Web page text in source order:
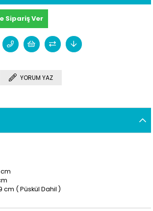
Sipariş Ver
YORUM YAZ
cm
cm (Püskül Dahil )